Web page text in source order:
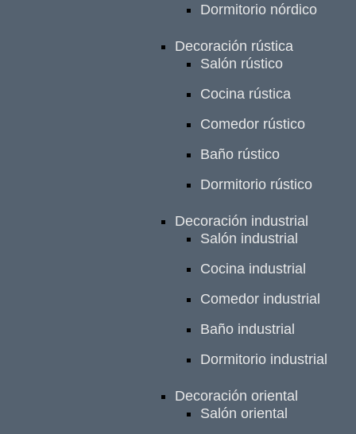
Dormitorio nórdico
Decoración rústica
Salón rústico
Cocina rústica
Comedor rústico
Baño rústico
Dormitorio rústico
Decoración industrial
Salón industrial
Cocina industrial
Comedor industrial
Baño industrial
Dormitorio industrial
Decoración oriental
Salón oriental